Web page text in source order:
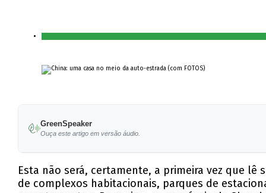
GreenSpeaker
Ouça este artigo em versão áudio.
Esta não será, certamente, a primeira vez que lê
de complexos habitacionais, parques de